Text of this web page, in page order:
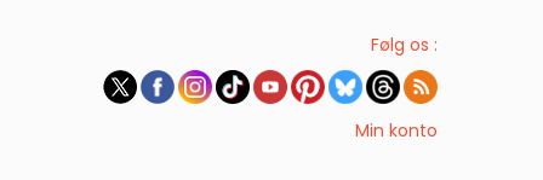
Følg os :
Min konto